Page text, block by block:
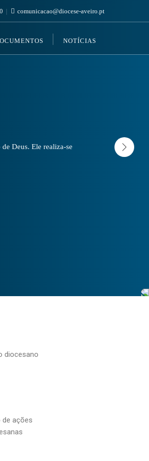
comunicacao@diocese-aveiro.pt
NOTÍCIAS
Deus. Ele realiza-se
diocesano
de ações